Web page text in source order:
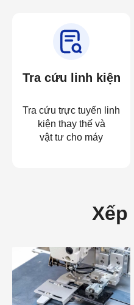
Tra cứu linh kiện
Tra cứu trực tuyến linh
kiện thay thế và
vật tư cho máy
Xếp